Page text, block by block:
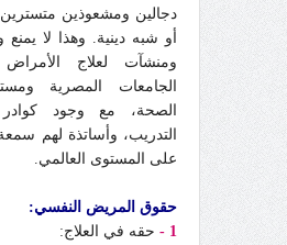
دجالين ومشعوذين متسترين
أو شبه دينية. وهذا لا
ومنشآت لعلاج
الجامعات المصرية
الصحة، مع وجود
التدريب، وأساتذة لهم
على المستوى العالمي.
حقوق المريض النفسي:
1 -
حقه في العلاج: